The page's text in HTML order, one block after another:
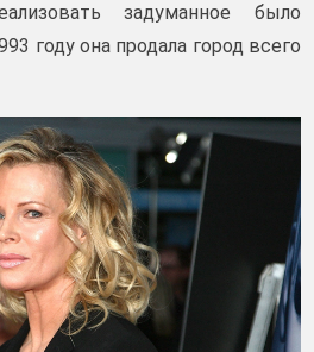
задуманное было
году она продала город всего